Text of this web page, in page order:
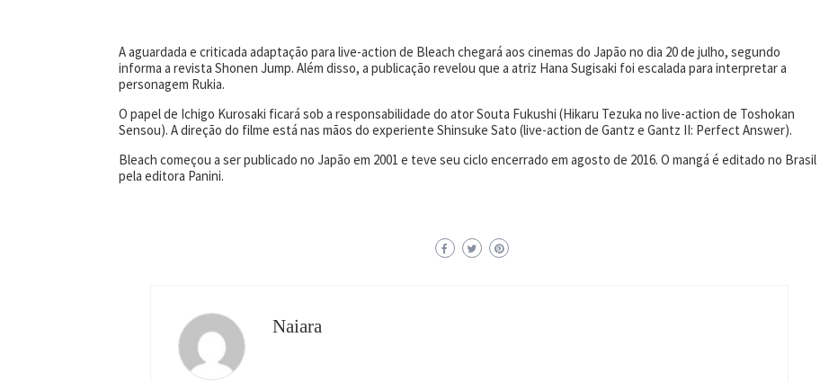
A aguardada e criticada adaptação para live-action de Bleach chegará aos cinemas do Japão no dia 20 de julho, segundo
informa a revista Shonen Jump. Além disso, a publicação revelou que a atriz Hana Sugisaki foi escalada para interpretar a
personagem Rukia.
O papel de Ichigo Kurosaki ficará sob a responsabilidade do ator Souta Fukushi (Hikaru Tezuka no live-action de Toshokan
Sensou). A direção do filme está nas mãos do experiente Shinsuke Sato (live-action de Gantz e Gantz II: Perfect Answer).
Bleach começou a ser publicado no Japão em 2001 e teve seu ciclo encerrado em agosto de 2016. O mangá é editado no Brasil
pela editora Panini.
Naiara